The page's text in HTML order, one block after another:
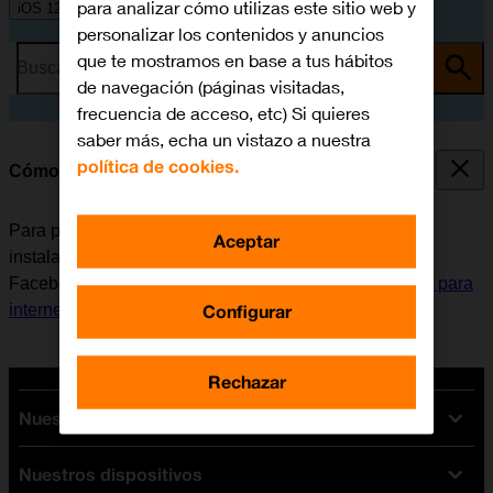
iOS 12.0
Busca por problema o tema
Cómo instalar Facebook Messenger
Para poder utilizar Facebook Messenger, es necesario
instalar esta aplicación en el móvil. Antes de instalar
Facebook Messenger, es necesarioconfigurar el móvil para
internet
activar la Cuenta de Apple en el móvil
Nuestras tarifas
Tarifas Orange
Nuestros dispositivos
para analizar cómo utilizas este sitio web y
personalizar los contenidos y anuncios
que te mostramos en base a tus hábitos
de navegación (páginas visitadas,
frecuencia de acceso, etc) Si quieres
saber más, echa un vistazo a nuestra
política de cookies.
Configurar
Rechazar
Aceptar